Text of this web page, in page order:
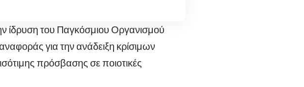
ίδρυση του Παγκόσμιου Οργανισμού
για την ανάδειξη κρίσιμων
πρόσβασης σε ποιοτικές